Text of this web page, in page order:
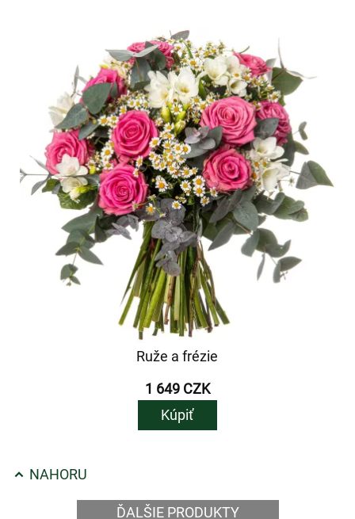
Ruže a frézie
1 649 CZK
Kúpiť
NAHORU
ĎALŠIE PRODUKTY